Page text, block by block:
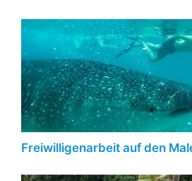
Freiwilligenarbeit auf den